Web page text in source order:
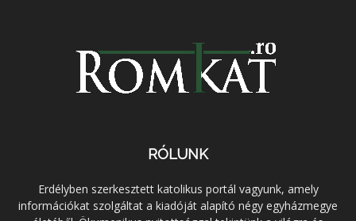
RÓLUNK
Erdélyben szerkesztett katolikus portál vagyunk, amely
információkat szolgáltat a kiadóját alapító négy egyházmegye